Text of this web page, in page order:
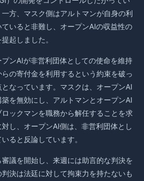
方、マスク側はアルトマンが自身の利
いると非難し、オープンAIの収益性の
起しました。
ンAIが非営利団体としての使命を維持
の寄付金を利用するという約束を破っ
なっています。マスクは、オープンAI
を無効にし、アルトマンとオープンAI
ックマンを職務から解任することを求
し、オープンAI側は、非営利団体とし
ると反論しています。
議を開始し、来週には助言的な判決を
決は法廷に対して拘束力を持たないも